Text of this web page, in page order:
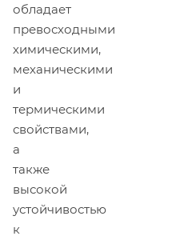
обладает
превосходными
химическими,
механическими
и
термическими
свойствами,
а
также
высокой
устойчивостью
к